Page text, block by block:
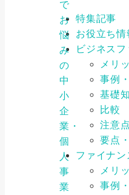
で
お
悩
み
の
中
小
企
業・
個
人
事
業
特集記事
お役立ち情
ビジネス
メリ
事例
基礎
比較
注意
要点
ファイナン
メリ
事例